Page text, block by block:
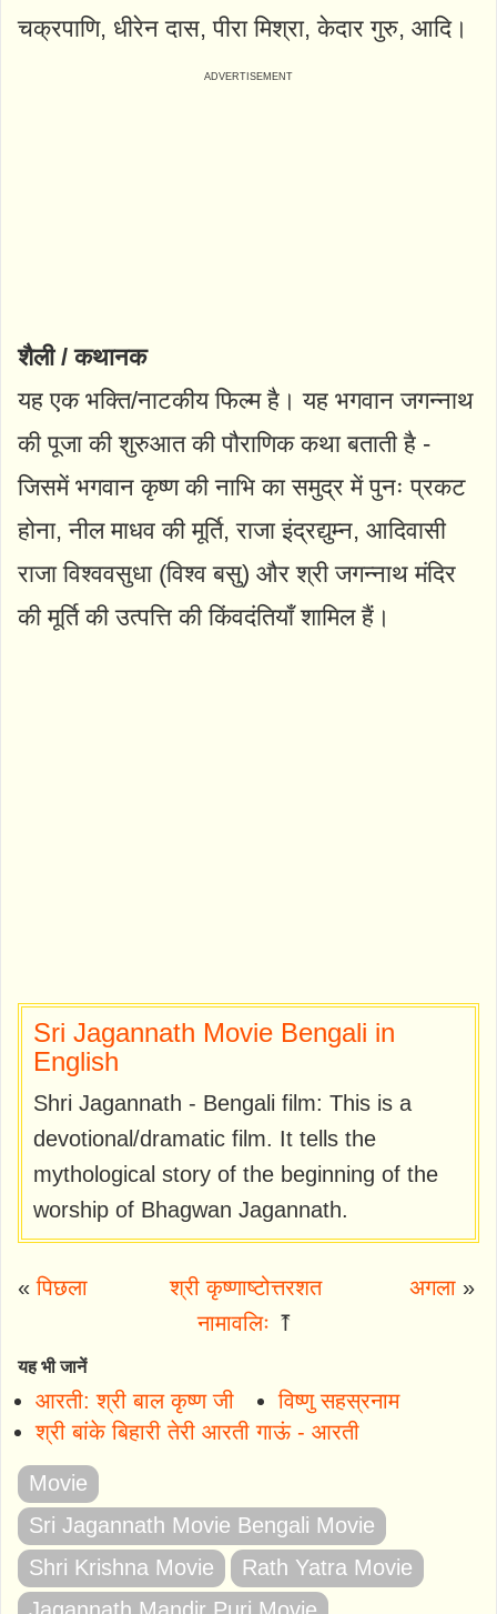
चक्रपाणि, धीरेन दास, पीरा मिश्रा, केदार गुरु, आदि।
शैली / कथानक
यह एक भक्ति/नाटकीय फिल्म है। यह भगवान जगन्नाथ
की पूजा की शुरुआत की पौराणिक कथा बताती है -
जिसमें भगवान कृष्ण की नाभि का समुद्र में पुनः प्रकट
होना, नील माधव की मूर्ति, राजा इंद्रद्युम्न, आदिवासी
राजा विश्ववसुधा (विश्व बसु) और श्री जगन्नाथ मंदिर
की मूर्ति की उत्पत्ति की किंवदंतियाँ शामिल हैं।
Sri Jagannath Movie Bengali in
English
Shri Jagannath - Bengali film: This is a
devotional/dramatic film. It tells the
mythological story of the beginning of the
worship of Bhagwan Jagannath.
«पिछला
श्री कृष्णाष्टोत्तरशत
नामावलिः ⤒
अगला»
यह भी जानें
आरती: श्री बाल कृष्ण जी
विष्णु सहस्रनाम
श्री बांके बिहारी तेरी आरती गाऊं - आरती
Movie
Sri Jagannath Movie Bengali Movie
Shri Krishna Movie
Rath Yatra Movie
Jagannath Mandir Puri Movie